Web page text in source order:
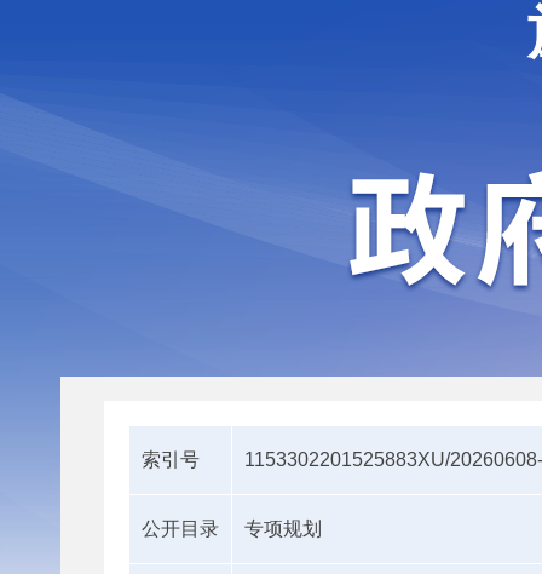
索引号 1153302201525883XU/
公开目录 专项规划